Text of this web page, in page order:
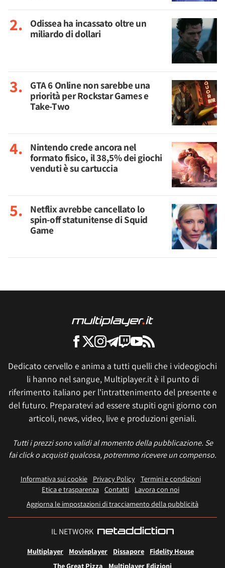
Odissea ha incassato oltre un
miliardo di dollari
GTA 6 Online non sarebbe una
priorità per Rockstar Games e
Take-Two
Nintendo crede ancora nel
formato fisico, il 38,5% dei giochi
venduti è su cartuccia
Netflix avrebbe cancellato lo
spin-off statunitense di Squid
Game
Dedicato cervello e anima a tutti quelli che i videogiochi
li hanno nel sangue, Multiplayer.it è il punto di
riferimento italiano per l'intrattenimento del presente e
del futuro. Preparatevi ad essere stupiti ogni giorno con
articoli, news, video, live e produzioni geniali.
Tutti i prezzi sono validi al momento della pubblicazione. Se
fai click o acquisti qualcosa, potremmo ricevere un compenso.
Informativa sui cookie Privacy Policy
Termini e condizioni
Etica e trasparenza Contatti
Lavora con noi
Aggiorna le impostazioni di tracciamento della pubblicità
IL NETWORK
Multiplayer Movieplayer Dissapore
Fidelity House
The Great Pizza
Multiplayer Edizioni